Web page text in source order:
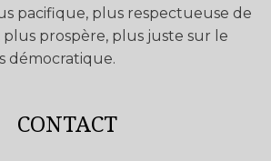
pacifique, plus respectueuse de
plus prospère, plus juste sur le
démocratique.
CONTACT